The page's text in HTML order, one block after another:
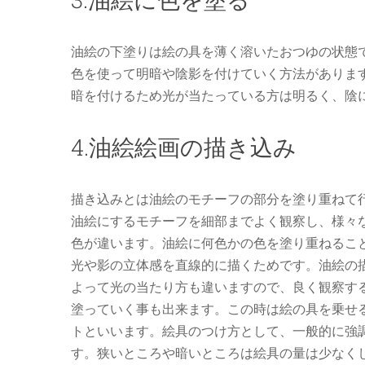
油絵の下塗りは絵の具を薄く溶いたおつゆの状
色を使って明暗や陰影を付けていく方法があり
暗を付けるため光が当たっている方は明るく、
4.油絵絵画の描き込み
描き込みとは油絵のモチーフの部分を塗り重ね
油絵にするモチーフを細部までよく観察し、様
色が違います。油絵に何色かの色を塗り重ねる
光や影の立体感を直線的に描くためです。油絵
よって光の当たり方も違いますので、良く観察
塗っていく事も出来ます。この時は絵の具を乗
トといいます。絵具のつけ方として、一般的に
す。狭いところや暗いところは絵具の量は少な